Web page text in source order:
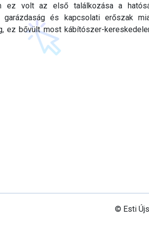
ez volt az első találkozása a
garázdaság és kapcsolati erőszak
ez bővült most kábítószer-
© Esti